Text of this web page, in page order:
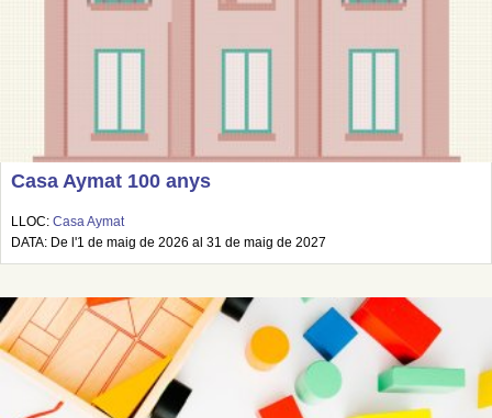
Casa Aymat 100 anys
LLOC: Casa Aymat
DATA: De l'1 de maig de 2026 al 31 de maig de 2027